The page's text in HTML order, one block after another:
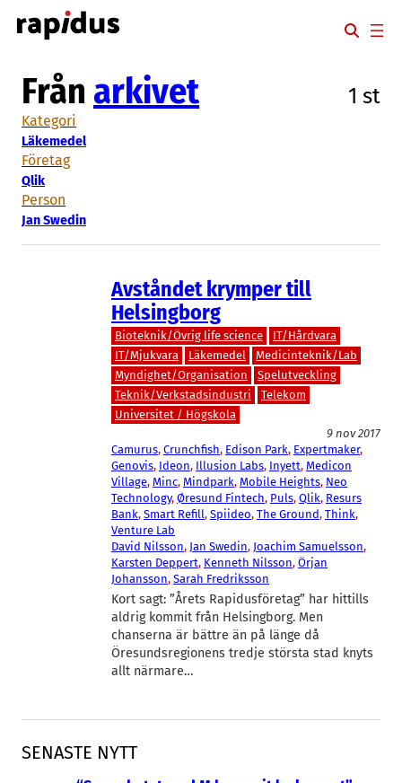
Hoppa
till
SENASTE NYTT
Från arkivet 1 st
Kategori
Läkemedel
Företag
Qlik
Person
Jan Swedin
Avståndet krymper till
Helsingborg
Bioteknik/Övrig life science
IT/Hårdvara
IT/Mjukvara
Läkemedel
Medicinteknik/Lab
Myndighet/Organisation
Spelutveckling
Teknik/Verkstadsindustri
Telekom
Universitet / Högskola
9 nov 2017
Camurus, Crunchfish, Edison Park, Expertmaker
Genovis, Ideon, Illusion Labs, Inyett, Medicon
Village, Minc, Mindpark, Mobile Heights, Neo
Technology, Øresund Fintech, Puls, Qlik, Resurs
Bank, Smart Refill, Spiideo, The Ground, Think
Venture Lab
David Nilsson, Jan Swedin, Joachim Samuelsson
Karsten Deppert, Kenneth Nilsson, Örjan
Johansson, Sarah Fredriksson
Kort sagt: ”Årets Rapidusföretag” har hittills
aldrig kommit från Helsingborg. Men
chanserna är bättre än på länge då
Öresundsregionens tredje största stad knyts
allt närmare…